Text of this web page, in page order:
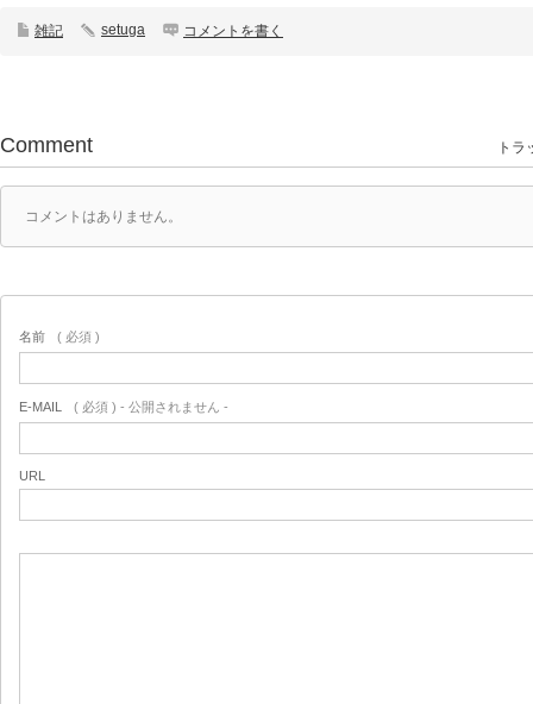
雑記 setuga コメントを書く
Comment トラ
コメントはありません。
名前 ( 必須 )
E-MAIL ( 必須 ) - 公開されません -
URL